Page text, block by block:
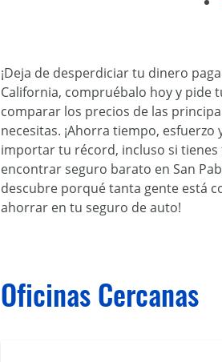
¡Deja de desperdiciar tu dinero
California, compruébalo hoy y pide
comparar los precios de las
necesitas. ¡Ahorra tiempo,
importar tu récord, incluso si tienes
encontrar seguro barato en San
descubre porqué tanta gente está
ahorrar en tu seguro de auto!
Oficinas Cercanas